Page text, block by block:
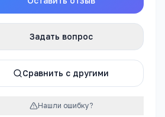
Задать вопрос
Сравнить с другими
Нашли ошибку?